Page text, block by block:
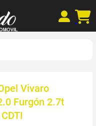
Vivaro
Furgón 2.7t